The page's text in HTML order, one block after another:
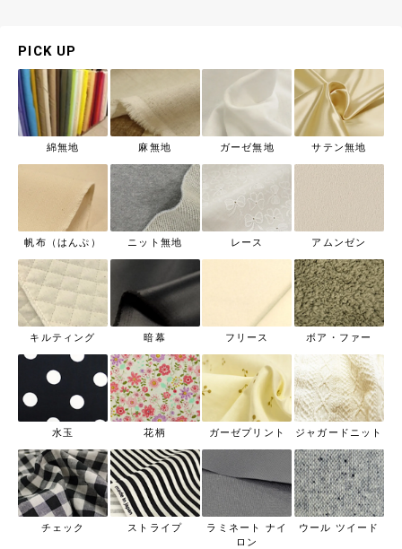
PICK UP
綿無地 麻無地 ガーゼ無地 サテン無地
帆布（はんぷ） ニット無地 レース アムンゼン
キルティング 暗幕 フリース ボア・ファー
水玉 花柄 ガーゼプリント ジャガードニット
チェック ストライプ
ラミネート ナイ
ロン
ウール ツイード